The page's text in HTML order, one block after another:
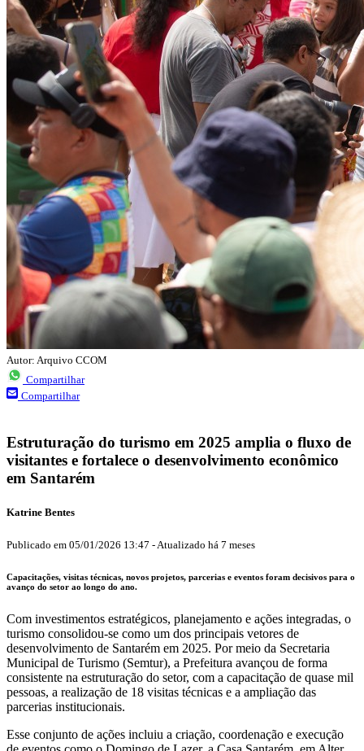
Autor: Arquivo CCOM
Compartilhar
Compartilhar
Estruturação do turismo em 2025 amplia o fluxo de
visitantes e fortalece o desenvolvimento econômico
em Santarém
Katrine Bentes
Publicado em 05/01/2026 13:47 - Atualizado há 7 meses
Capacitações, visitas técnicas, novos projetos, parcerias e eventos foram decisivos para o
avanço do setor ao longo do ano.
Com investimentos estratégicos, planejamento e ações integradas, o
turismo consolidou-se como um dos principais vetores de
desenvolvimento de Santarém em 2025. Por meio da Secretaria
Municipal de Turismo (Semtur), a Prefeitura avançou de forma
consistente na estruturação do setor, com a capacitação de quase mil
pessoas, a realização de 18 visitas técnicas e a ampliação das
parcerias institucionais.
Esse conjunto de ações incluiu a criação, coordenação e execução